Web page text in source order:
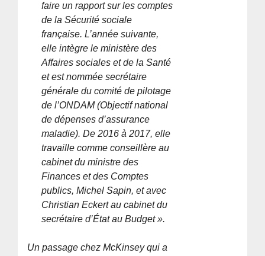
faire un rapport sur les comptes
de la Sécurité sociale
française. L’année suivante,
elle intègre le ministère des
Affaires sociales et de la Santé
et est nommée secrétaire
générale du comité de pilotage
de l’ONDAM (Objectif national
de dépenses d’assurance
maladie). De 2016 à 2017, elle
travaille comme conseillère au
cabinet du ministre des
Finances et des Comptes
publics, Michel Sapin, et avec
Christian Eckert au cabinet du
secrétaire d’État au Budget ».
Un passage chez McKinsey qui a